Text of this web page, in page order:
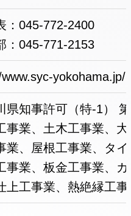
045-772-2400
：045-771-2153
yokohama.jp/
県知事許可（特-1）
事業、土木工事業、
業、屋根工事業、タ
事業、板金工事業、
上工事業、熱絶縁工